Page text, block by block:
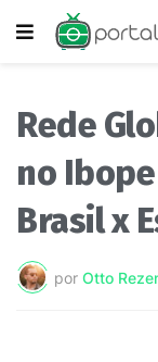
Rede
no
Brasil x
por Otto